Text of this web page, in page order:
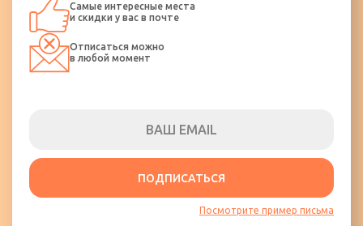
Самые интересные места
и скидки у вас в почте
Отписаться можно
в любой момент
ПОДПИСАТЬСЯ
Посмотрите пример письма